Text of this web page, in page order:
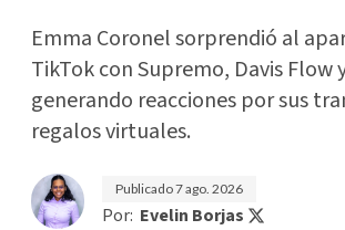
Emma Coronel sorprendió al
TikTok con Supremo, Davis Flow
generando reacciones por sus
regalos virtuales.
Publicado7 ago. 2026
Por: Evelin Borjas